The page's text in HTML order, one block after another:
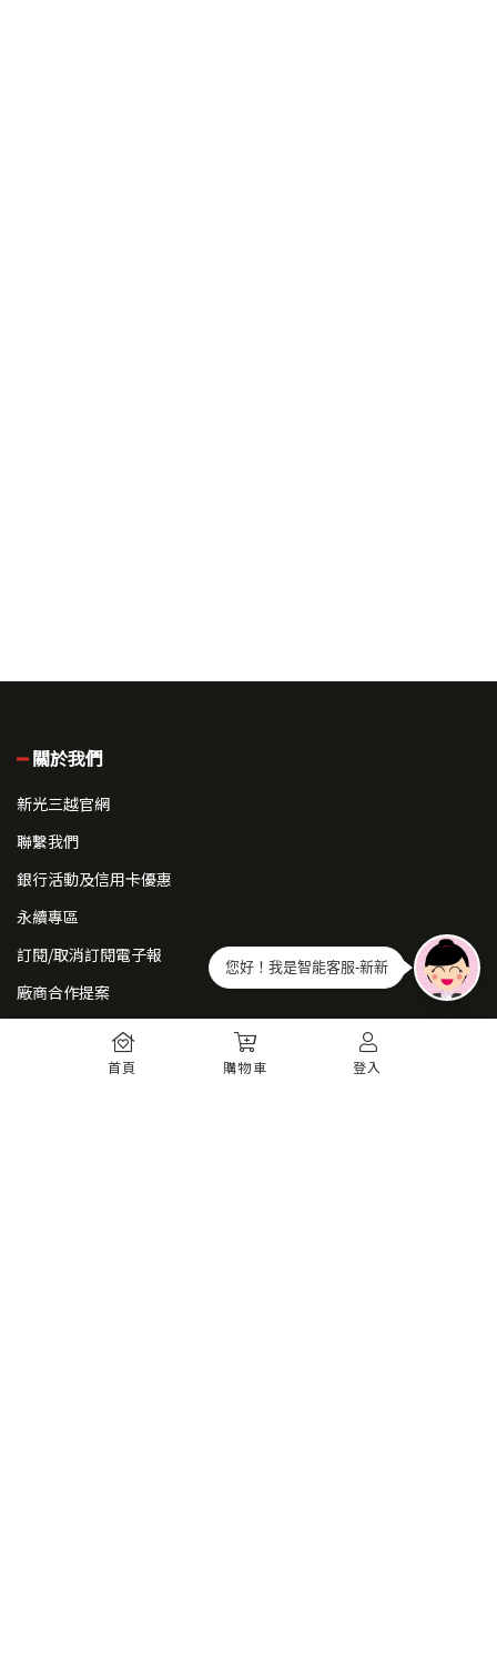
關於我們
新光三越官網
聯繫我們
銀行活動及信用卡優惠
永續專區
訂閱/取消訂閱電子報
廠商合作提案
首頁 購物車 登入
您好！我是智能客服-新新